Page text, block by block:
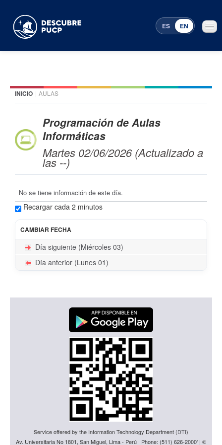
ES EN
Places
Featured events
Menu Programming
INICIO | AULAS
Programación de Aulas
Informáticas
Martes 02/06/2026 (Actualizado a
las --)
No se tiene información de este día.
Recargar cada 2 minutos
CAMBIAR FECHA
Día siguiente (Miércoles 03)
Día anterior (Lunes 01)
Service offered by the Information Technology Department (DTI)
Av. Universitaria No 1801, San Miguel, Lima - Perú | Phone: (511) 626-2000' | ©